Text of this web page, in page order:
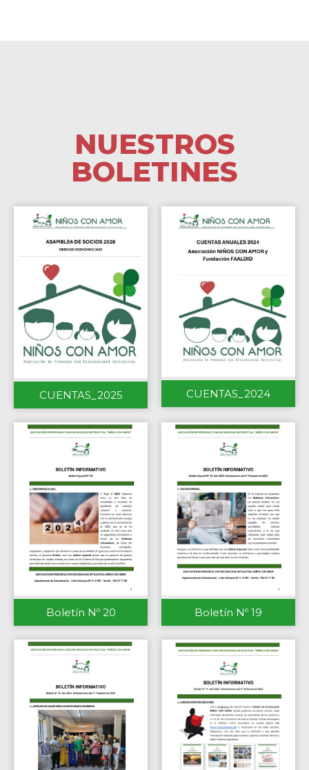
NUESTROS
BOLETINES
CUENTAS_2025 CUENTAS_2024
Boletín Nº 20 Boletín Nº 19